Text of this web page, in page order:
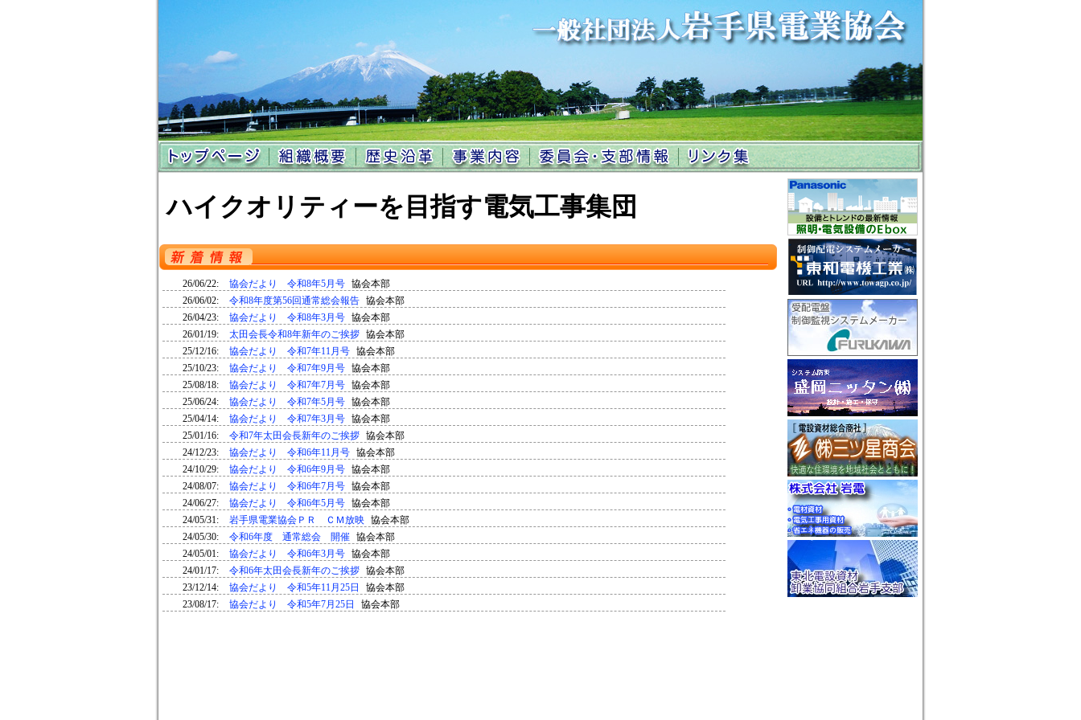
支部情報 リンク集
ハイクオリティーを目指す電気工事集団
26/06/22: 協会だより 令和8年5月号 協会本部
26/06/02:
令和8年度第56回通常総会報告 協会本部
26/04/23:
協会だより 令和8年3月号 協会本部
26/01/19:
太田会長令和8年新年のご挨拶 協会本部
25/12/16:
協会だより 令和7年11月号 協会本部
25/10/23:
協会だより 令和7年9月号 協会本部
25/08/18:
協会だより 令和7年7月号 協会本部
25/06/24:
協会だより 令和7年5月号 協会本部
25/04/14:
協会だより 令和7年3月号 協会本部
25/01/16:
令和7年太田会長新年のご挨拶 協会本部
24/12/23:
協会だより 令和6年11月号 協会本部
24/10/29:
協会だより 令和6年9月号 協会本部
24/08/07:
協会だより 令和6年7月号 協会本部
24/06/27:
協会だより 令和6年5月号 協会本部
24/05/31:
岩手県電業協会ＰＲ ＣＭ放映 協会本部
24/05/30:
令和6年度 通常総会 開催 協会本部
24/05/01:
協会だより 令和6年3月号 協会本部
24/01/17:
令和6年太田会長新年のご挨拶 協会本部
23/12/14:
協会だより 令和5年11月25日
協会本部
23/08/17:
協会だより 令和5年7月25日 協会本部